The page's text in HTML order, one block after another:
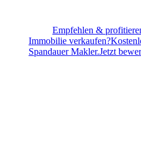
Empfehlen &
Immobilie verkaufen?
Spandauer Makler.Jetzt